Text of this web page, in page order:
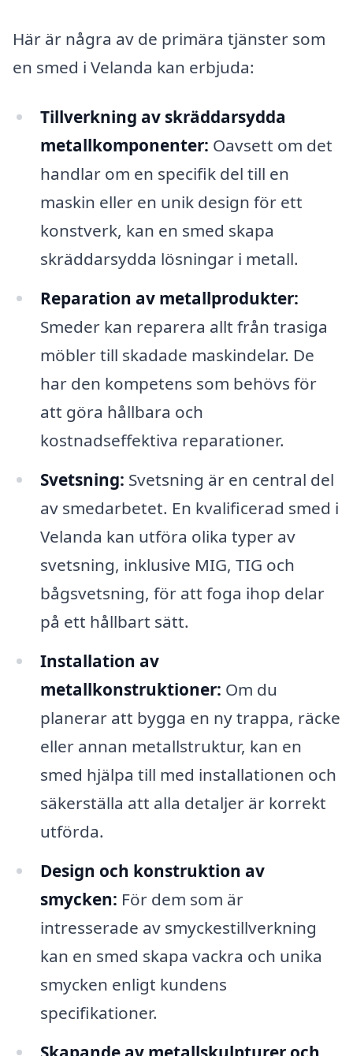
Här är några av de primära tjänster som
en smed i Velanda kan erbjuda:
Tillverkning av skräddarsydda
metallkomponenter: Oavsett om det
handlar om en specifik del till en
maskin eller en unik design för ett
konstverk, kan en smed skapa
skräddarsydda lösningar i metall.
Reparation av metallprodukter:
Smeder kan reparera allt från trasiga
möbler till skadade maskindelar. De
har den kompetens som behövs för
att göra hållbara och
kostnadseffektiva reparationer.
Svetsning: Svetsning är en central del
av smedarbetet. En kvalificerad smed i
Velanda kan utföra olika typer av
svetsning, inklusive MIG, TIG och
bågsvetsning, för att foga ihop delar
på ett hållbart sätt.
Installation av
metallkonstruktioner: Om du
planerar att bygga en ny trappa, räcke
eller annan metallstruktur, kan en
smed hjälpa till med installationen och
säkerställa att alla detaljer är korrekt
utförda.
Design och konstruktion av
smycken: För dem som är
intresserade av smyckestillverkning
kan en smed skapa vackra och unika
smycken enligt kundens
specifikationer.